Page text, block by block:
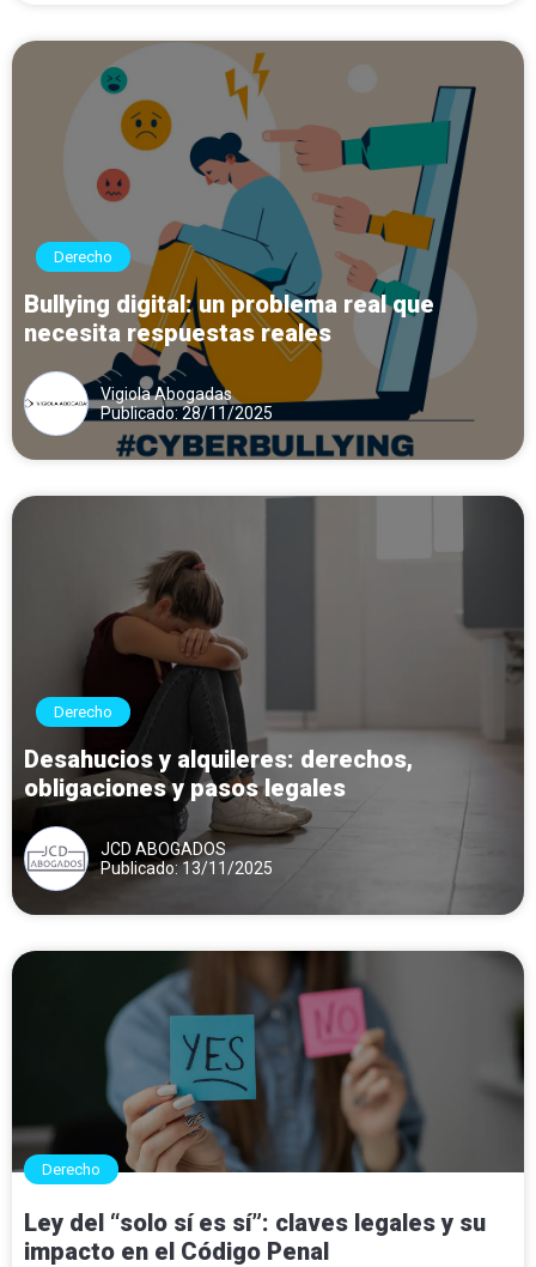
Derecho
Bullying digital: un problema real que
necesita respuestas reales
Vigiola Abogadas
Publicado: 28/11/2025
Derecho
Desahucios y alquileres: derechos,
obligaciones y pasos legales
JCD ABOGADOS
Publicado: 13/11/2025
Derecho
Ley del “solo sí es sí”: claves legales y su
impacto en el Código Penal